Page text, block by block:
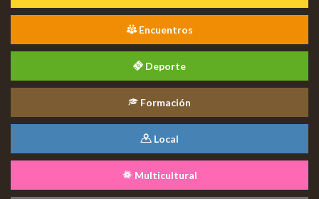
Encuentros
Deporte
Formación
Local
Multicultural